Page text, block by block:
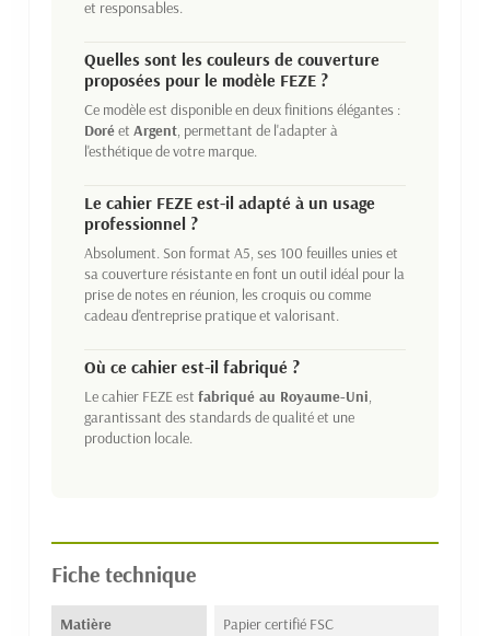
et responsables.
Quelles sont les couleurs de couverture
proposées pour le modèle FEZE ?
Ce modèle est disponible en deux finitions élégantes :
Doréet Argent, permettant de l'adapter à
l'esthétique de votre marque.
Le cahier FEZE est-il adapté à un usage
professionnel ?
Absolument. Son format A5, ses 100 feuilles unies et
sa couverture résistante en font un outil idéal pour la
prise de notes en réunion, les croquis ou comme
cadeau d'entreprise pratique et valorisant.
Où ce cahier est-il fabriqué ?
Le cahier FEZE est fabriqué au Royaume-Uni,
garantissant des standards de qualité et une
production locale.
Fiche technique
Matière Papier certifié FSC